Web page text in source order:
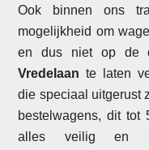
Ook binnen ons
mogelijkheid om
en dus niet op de
Vredelaan te laten
die speciaal uitgerust
bestelwagens, dit tot
alles veilig en